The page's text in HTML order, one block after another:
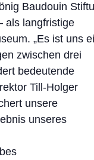
Baudouin
als langfristige
„Es ist uns
zwischen drei
bedeutende
Till-Holger
unsere
unseres